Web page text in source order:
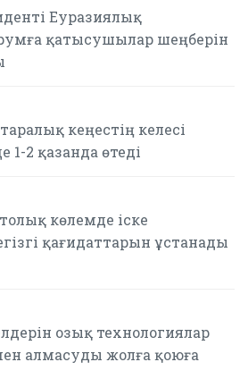
Еуразиялық
қатысушылар шеңберін
кеңестің келесі
2 қазанда өтеді
көлемде іске
қағидаттарын ұстанады
озық технологиялар
алмасуды жолға қоюға